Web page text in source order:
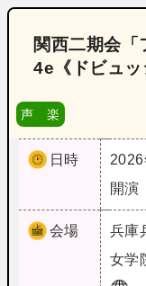
関西二期会
4e《ドビュッ
声 楽
日時
2026
開演
会場 兵庫
女学